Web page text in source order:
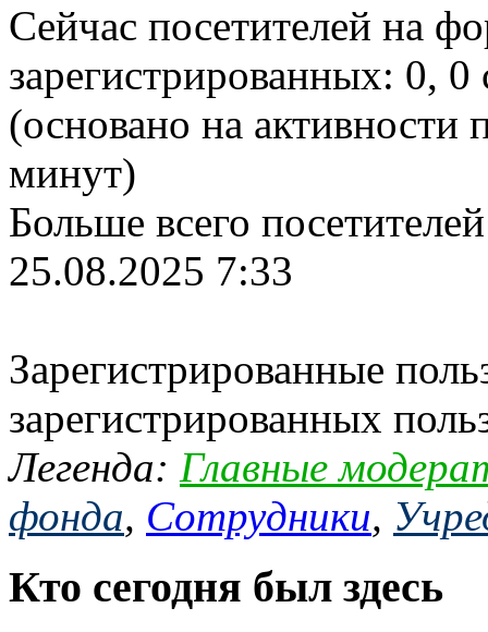
Сейчас посетителей на
зарегистрированных: 0,
(основано на активности
минут)
Больше всего
25.08.2025 7:33
Зарегистрированные
зарегистрированных
Легенда: Главные
фонда, Сотрудники,
Кто сегодня был здесь